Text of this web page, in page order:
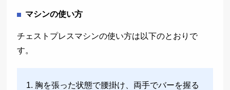
マシンの使い方
チェストプレスマシンの使い方は以下のとおりで
す。
胸を張った状態で腰掛け、両手でバーを握る